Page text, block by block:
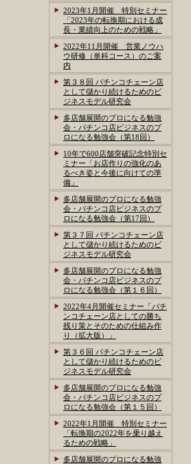
2023年1月開催 特別セミナー
「2023年の転換期における成
長・業績向上のための戦略」
2022年11月開催 営業ノウハ
ウ研修（単科コース）のご案
内
第３８回 パチンコチェーン店
として儲かり続けるためのビ
ジネスモデル研究会
多店舗展開のプロになる勉強
会・パチンコ店ビジネスのプ
ロになる勉強会（第18回）
10年で600店舗突破記念特別セ
ミナー「お店作りの強化のあ
るべき姿と今後に向けての準
備」
多店舗展開のプロになる勉強
会・パチンコ店ビジネスのプ
ロになる勉強会（第17回）
第３７回 パチンコチェーン店
として儲かり続けるためのビ
ジネスモデル研究会
多店舗展開のプロになる勉強
会・パチンコ店ビジネスのプ
ロになる勉強会（第１６回）
2022年4月開催セミナー「パチ
ンコチェーン店としての勝ち
残り策とそのための仕組み作
り（拡大版）」
第３６回 パチンコチェーン店
として儲かり続けるためのビ
ジネスモデル研究会
多店舗展開のプロになる勉強
会・パチンコ店ビジネスのプ
ロになる勉強会（第１５回）
2022年1月開催 特別セミナー
「転換期の2022年を乗り越え
るための戦略」
多店舗展開のプロになる勉強